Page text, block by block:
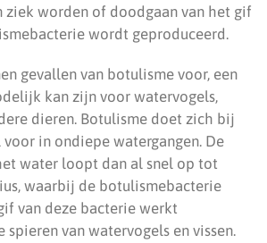
ziek worden of doodgaan van het gif
wordt geproduceerd.
gevallen van botulisme voor, een
kan zijn voor watervogels,
dieren. Botulisme doet zich bij
in ondiepe watergangen. De
water loopt dan al snel op tot
waarbij de botulismebacterie
van deze bacterie werkt
spieren van watervogels en vissen.